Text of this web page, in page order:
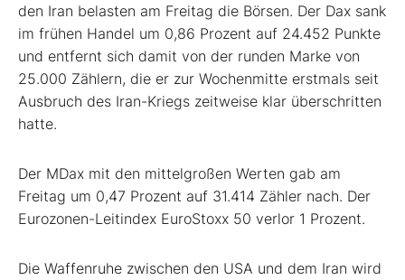
den Iran belasten am Freitag die Börsen. Der Dax sank
im frühen Handel um 0,86 Prozent auf 24.452 Punkte
und entfernt sich damit von der runden Marke von
25.000 Zählern, die er zur Wochenmitte erstmals seit
Ausbruch des Iran-Kriegs zeitweise klar überschritten
hatte.
Der MDax mit den mittelgroßen Werten gab am
Freitag um 0,47 Prozent auf 31.414 Zähler nach. Der
Eurozonen-Leitindex EuroStoxx 50 verlor 1 Prozent.
Die Waffenruhe zwischen den USA und dem Iran wird